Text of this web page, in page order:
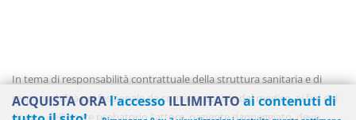
In tema di responsabilità contrattuale della struttura sanitaria e di
responsabilità professionale da contatto sociale del medico, ai fini del
riparto dell'onere probatorio l'attore, paziente danneggiato, deve
ACQUISTA ORAl'accessoILLIMITATOai contenuti di